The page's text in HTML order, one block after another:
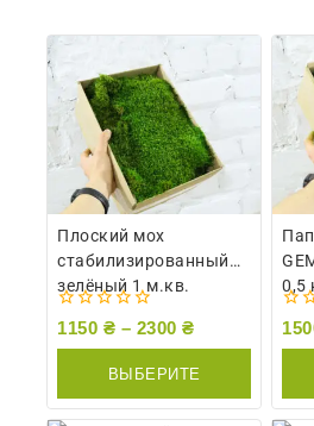
Плоский мох
стабилизированный
зелёный 1 м.кв.
0
1150 ₴ – 2300 ₴
ВЫБЕРИТЕ
ПАРАМЕТРЫ
0,5
0